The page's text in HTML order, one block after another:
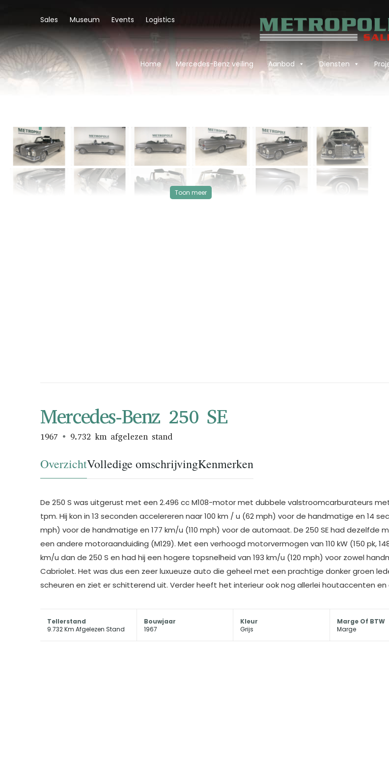
Sales Museum Events Logistics
Home Mercedes-Benz veiling Aanbod Diensten
VERKOCHT
‹ ›
Toon meer
Mercedes-Benz 250 SE
1967 9.732 km afgelezen stand
OverzichtVolledige omschrijvingKenmerken
De 250 S was uitgerust met een 2.496 cc M108-motor met dubbele valstroomcarburateurs
tpm. Hij kon in 13 seconden accelereren naar 100 km / u (62 mph) voor de handmatige en 14
mph) voor de handmatige en 177 km/u (110 mph) voor de automaat. De 250 SE had
een andere motoraanduiding (M129). Met een verhoogd motorvermogen van 110 kW (150 pk,
km/u dan de 250 S en had hij een hogere topsnelheid van 193 km/u (120 mph) voor zowel
Cabriolet. Het was dus een zeer luxueuze auto die geheel met een prachtige donker groen
scheuren en ziet er schitterend uit. Verder heeft het interieur ook nog allerlei houtaccenten
Tellerstand
9.732 Km Afgelezen Stand
Bouwjaar
1967
Kleur
Grijs
Marge Of BTW
Marge